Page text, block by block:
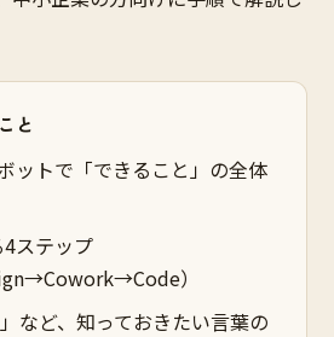
と
ットで「できること」の全体
ステップ
）
」など、知っておきたい言葉の